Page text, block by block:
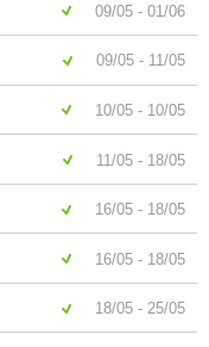
09/05 - 01/06
09/05 - 11/05
10/05 - 10/05
11/05 - 18/05
16/05 - 18/05
16/05 - 18/05
18/05 - 25/05